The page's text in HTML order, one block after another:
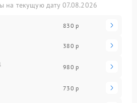
на текущую дату 07.08.2026
830 р
380 р
980 р
730 р